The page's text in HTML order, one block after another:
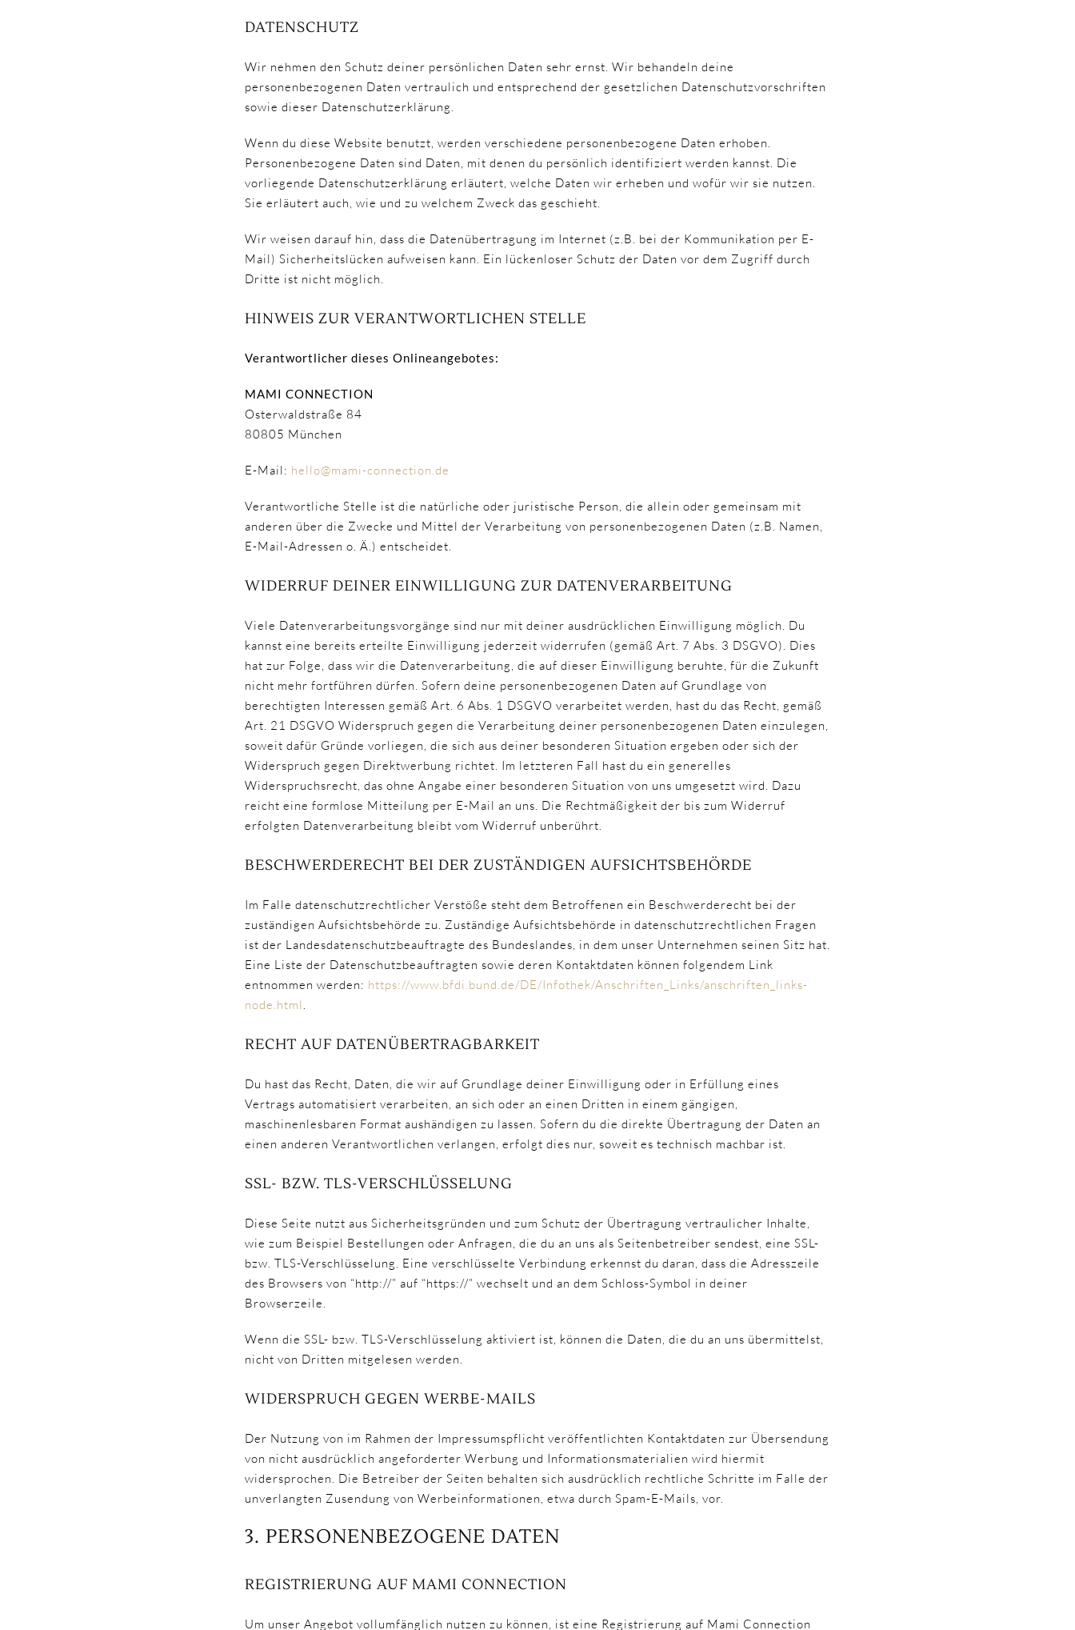
DATENSCHUTZ
Wir nehmen den Schutz deiner persönlichen Daten sehr ernst. Wir behandeln deine
personenbezogenen Daten vertraulich und entsprechend der gesetzlichen Datenschutzvorschriften
sowie dieser Datenschutzerklärung.
Wenn du diese Website benutzt, werden verschiedene personenbezogene Daten erhoben.
Personenbezogene Daten sind Daten, mit denen du persönlich identifiziert werden kannst. Die
vorliegende Datenschutzerklärung erläutert, welche Daten wir erheben und wofür wir sie nutzen.
Sie erläutert auch, wie und zu welchem Zweck das geschieht.
Wir weisen darauf hin, dass die Datenübertragung im Internet (z.B. bei der Kommunikation per E-
Mail) Sicherheitslücken aufweisen kann. Ein lückenloser Schutz der Daten vor dem Zugriff durch
Dritte ist nicht möglich.
HINWEIS ZUR VERANTWORTLICHEN STELLE
Verantwortlicher dieses Onlineangebotes:
MAMI CONNECTION
Osterwaldstraße 84
80805 München
E-Mail: hello@mami-connection.de
Verantwortliche Stelle ist die natürliche oder juristische Person, die allein oder gemeinsam mit
anderen über die Zwecke und Mittel der Verarbeitung von personenbezogenen Daten (z.B. Namen,
E-Mail-Adressen o. Ä.) entscheidet.
WIDERRUF DEINER EINWILLIGUNG ZUR DATENVERARBEITUNG
Viele Datenverarbeitungsvorgänge sind nur mit deiner ausdrücklichen Einwilligung möglich. Du
kannst eine bereits erteilte Einwilligung jederzeit widerrufen (gemäß Art. 7 Abs. 3 DSGVO). Dies
hat zur Folge, dass wir die Datenverarbeitung, die auf dieser Einwilligung beruhte, für die Zukunft
nicht mehr fortführen dürfen. Sofern deine personenbezogenen Daten auf Grundlage von
berechtigten Interessen gemäß Art. 6 Abs. 1 DSGVO verarbeitet werden, hast du das Recht, gemäß
Art. 21 DSGVO Widerspruch gegen die Verarbeitung deiner personenbezogenen Daten einzulegen,
soweit dafür Gründe vorliegen, die sich aus deiner besonderen Situation ergeben oder sich der
Widerspruch gegen Direktwerbung richtet. Im letzteren Fall hast du ein generelles
Widerspruchsrecht, das ohne Angabe einer besonderen Situation von uns umgesetzt wird. Dazu
reicht eine formlose Mitteilung per E-Mail an uns. Die Rechtmäßigkeit der bis zum Widerruf
erfolgten Datenverarbeitung bleibt vom Widerruf unberührt.
BESCHWERDERECHT BEI DER ZUSTÄNDIGEN AUFSICHTSBEHÖRDE
Im Falle datenschutzrechtlicher Verstöße steht dem Betroffenen ein Beschwerderecht bei der
zuständigen Aufsichtsbehörde zu. Zuständige Aufsichtsbehörde in datenschutzrechtlichen Fragen
ist der Landesdatenschutzbeauftragte des Bundeslandes, in dem unser Unternehmen seinen Sitz hat.
Eine Liste der Datenschutzbeauftragten sowie deren Kontaktdaten können folgendem Link
entnommen werden: https://www.bfdi.bund.de/DE/Infothek/Anschriften_Links/anschriften_links-
node.html
RECHT AUF DATENÜBERTRAGBARKEIT
Du hast das Recht, Daten, die wir auf Grundlage deiner Einwilligung oder in Erfüllung eines
Vertrags automatisiert verarbeiten, an sich oder an einen Dritten in einem gängigen,
maschinenlesbaren Format aushändigen zu lassen. Sofern du die direkte Übertragung der Daten an
einen anderen Verantwortlichen verlangen, erfolgt dies nur, soweit es technisch machbar ist.
SSL- BZW. TLS-VERSCHLÜSSELUNG
Diese Seite nutzt aus Sicherheitsgründen und zum Schutz der Übertragung vertraulicher Inhalte,
wie zum Beispiel Bestellungen oder Anfragen, die du an uns als Seitenbetreiber sendest, eine SSL-
bzw. TLS-Verschlüsselung. Eine verschlüsselte Verbindung erkennst du daran, dass die Adresszeile
des Browsers von “http://” auf “https://” wechselt und an dem Schloss-Symbol in deiner
Browserzeile.
Wenn die SSL- bzw. TLS-Verschlüsselung aktiviert ist, können die Daten, die du an uns übermittelst,
nicht von Dritten mitgelesen werden.
WIDERSPRUCH GEGEN WERBE-MAILS
Der Nutzung von im Rahmen der Impressumspflicht veröffentlichten Kontaktdaten zur Übersendung
von nicht ausdrücklich angeforderter Werbung und Informationsmaterialien wird hiermit
widersprochen. Die Betreiber der Seiten behalten sich ausdrücklich rechtliche Schritte im Falle der
unverlangten Zusendung von Werbeinformationen, etwa durch Spam-E-Mails, vor.
3. PERSONENBEZOGENE DATEN
REGISTRIERUNG AUF MAMI CONNECTION
Um unser Angebot vollumfänglich nutzen zu können, ist eine Registrierung auf Mami Connection